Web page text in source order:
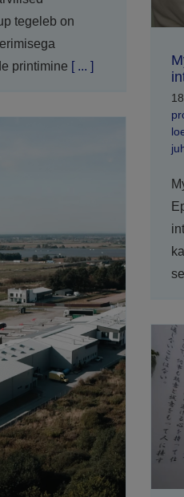
tegeleb on
printimine [ ... ]